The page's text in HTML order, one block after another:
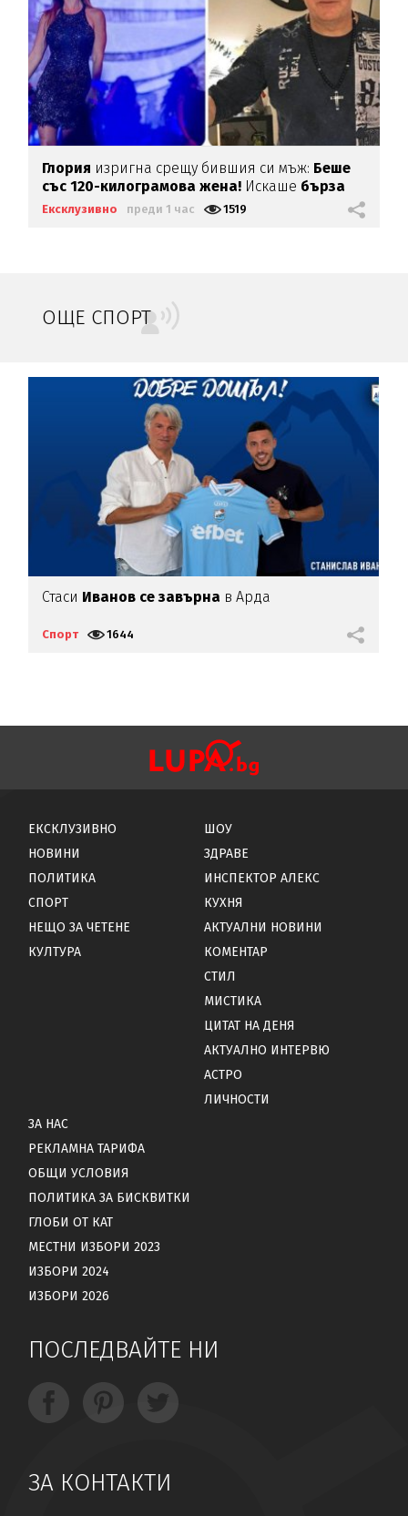
Глория изригна срещу бившия си мъж: Беше
със 120-килограмова жена! Искаше бърза
печалба...
Ексклузивно преди 1 час 1519
ОЩЕ СПОРТ
Стаси Иванов се завърна в Арда
Спорт 1644
ЕКСКЛУЗИВНО
НОВИНИ
ПОЛИТИКА
СПОРТ
НЕЩО ЗА ЧЕТЕНЕ
КУЛТУРА
ШОУ
ЗДРАВЕ
ИНСПЕКТОР АЛЕКС
КУХНЯ
АКТУАЛНИ НОВИНИ
КОМЕНТАР
СТИЛ
МИСТИКА
ЦИТАТ НА ДЕНЯ
АКТУАЛНО ИНТЕРВЮ
АСТРО
ЛИЧНОСТИ
ЗА НАС
РЕКЛАМНА ТАРИФА
ОБЩИ УСЛОВИЯ
ПОЛИТИКА ЗА БИСКВИТКИ
ГЛОБИ ОТ КАТ
МЕСТНИ ИЗБОРИ 2023
ИЗБОРИ 2024
ИЗБОРИ 2026
ПОСЛЕДВАЙТЕ НИ
ЗА КОНТАКТИ